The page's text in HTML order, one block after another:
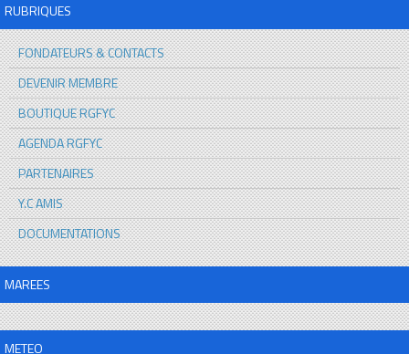
RUBRIQUES
FONDATEURS & CONTACTS
DEVENIR MEMBRE
BOUTIQUE RGFYC
AGENDA RGFYC
PARTENAIRES
Y.C AMIS
DOCUMENTATIONS
MAREES
METEO